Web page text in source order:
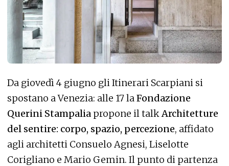
Da giovedì 4 giugno gli Itinerari Scarpiani si
spostano a Venezia: alle 17 laFondazione
Querini Stampalia propone il talkArchitetture
del sentire: corpo, spazio, percezione, affidato
agli architetti Consuelo Agnesi, Liselotte
Corigliano e Mario Gemin. Il punto di partenza